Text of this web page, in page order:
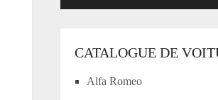
CATALOGUE DE
Alfa Romeo